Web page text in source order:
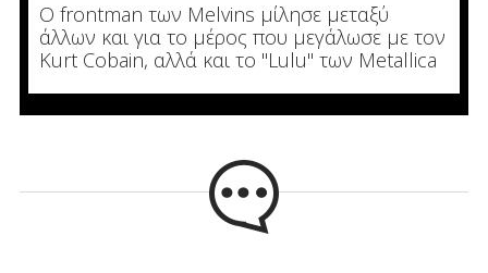
Ο frontman των Melvins μίλησε μεταξύ
άλλων και για το μέρος που μεγάλωσε με τον
Kurt Cobain, αλλά και το "Lulu" των Metallica